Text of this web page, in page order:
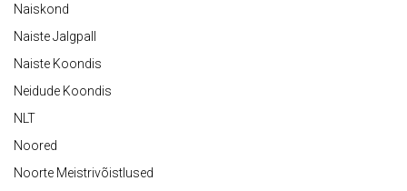
Naiskond
Naiste Jalgpall
Naiste Koondis
Neidude Koondis
NLT
Noored
Noorte Meistrivõistlused